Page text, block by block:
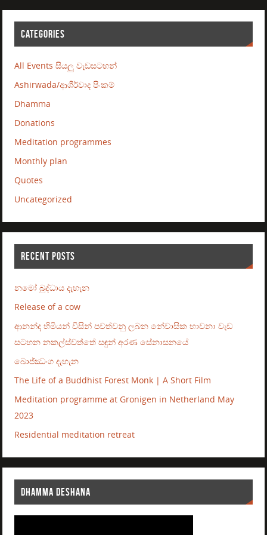
CATEGORIES
All Events සියලු වැඩසටහන්
Ashirwada/ආශීර්වාද පිංකම්
Dhamma
Donations
Meditation programmes
Monthly plan
Quotes
Uncategorized
RECENT POSTS
නමෝ බුද්ධාය දැහැන
Release of a cow
ආනන්ද හිමියන් විසින් පවත්වනු ලබන නේවාසික භාවනා වැඩ
සටහන නකල්ස්වත්තේ සඳුන් අරණ සේනාසනයේ
බොජ්ඣංග දැහැන
The Life of a Buddhist Forest Monk | A Short Film
Meditation programme at Gronigen in Netherland May
2023
Residential meditation retreat
DHAMMA DESHANA